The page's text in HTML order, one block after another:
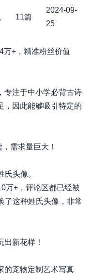
11篇
2024-09-
25
万+，精准粉丝价值
专注于中小学必背古诗
，因此能够吸引特定的
需求量巨大！
头像。
万+，评论区都已经被
了这种姓氏头像，非常
新花样！
的宠物定制艺术写真